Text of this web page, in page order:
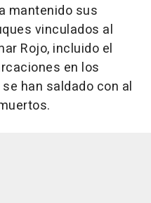
mantenido sus
vinculados al
Rojo, incluido el
en los
han saldado con al